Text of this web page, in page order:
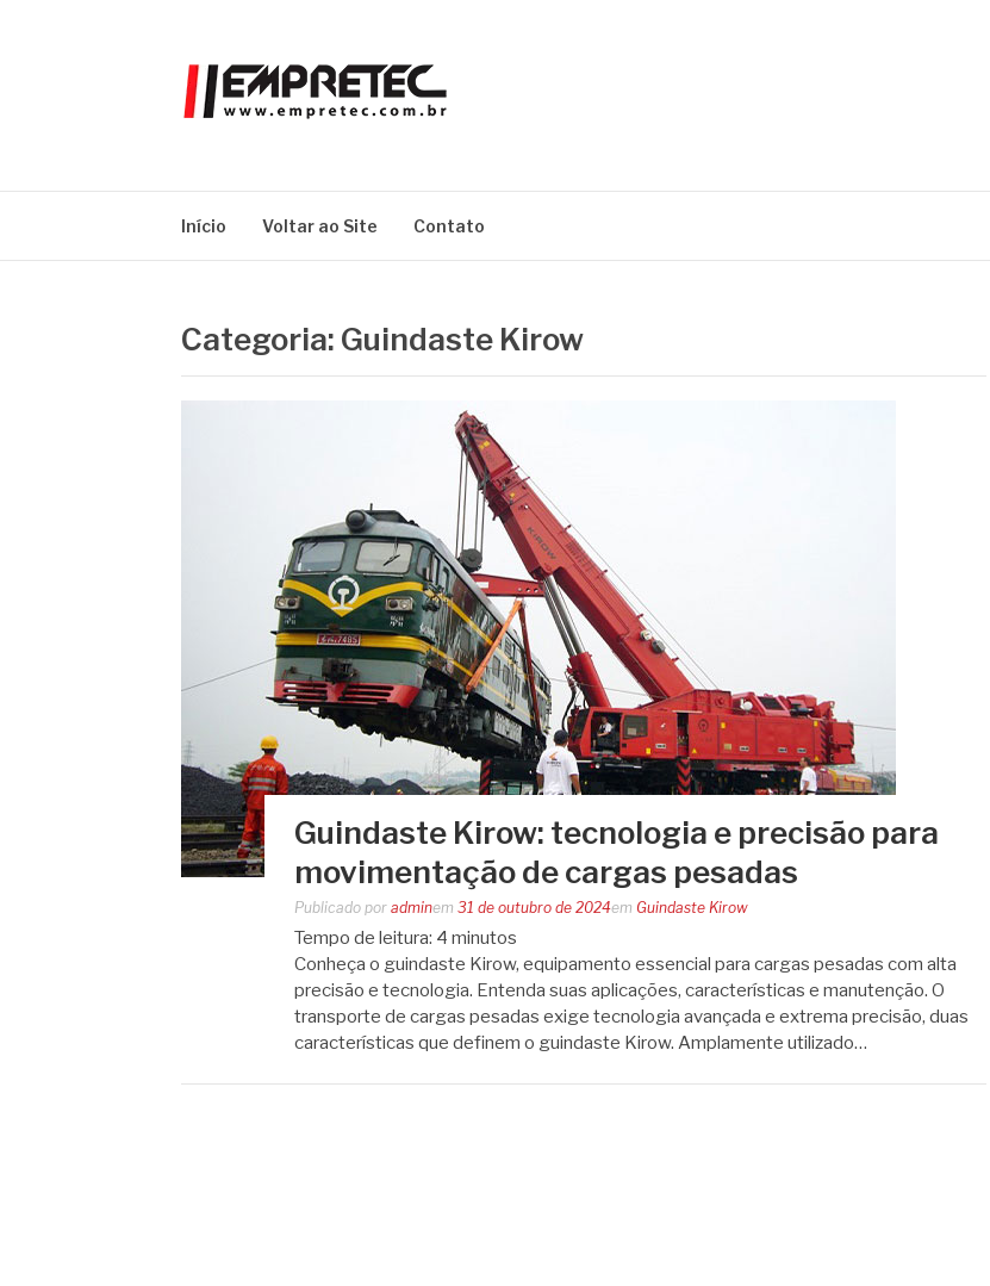
Início Voltar ao Site Contato
Categoria: Guindaste Kirow
Guindaste Kirow: tecnologia e precisão para
movimentação de cargas pesadas
Publicado por adminem 31 de outubro de 2024em Guindaste Kirow
Tempo de leitura: 4 minutos
Conheça o guindaste Kirow, equipamento essencial para cargas pesadas com alta
precisão e tecnologia. Entenda suas aplicações, características e manutenção. O
transporte de cargas pesadas exige tecnologia avançada e extrema precisão, duas
características que definem o guindaste Kirow. Amplamente utilizado…